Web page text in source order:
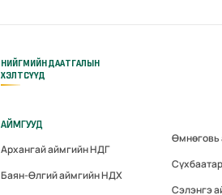
НИЙГМИЙН ДААТГАЛЫН
ХЭЛТСҮҮД
АЙМГУУД
Архангай аймгийн НДГ
Баян-Өлгий аймгийн НДХ
Сэлэнгэ